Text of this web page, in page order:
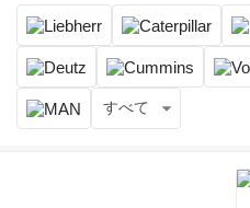
すべて